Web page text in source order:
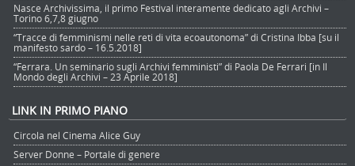
Nasce Archivissima, il primo Festival interamente dedicato agli Archivi –
Torino 6,7,8 giugno
“Tracce di femminismi nelle reti di vita ecoautonoma” di Cristina Ibba [su il
manifesto sardo – 16.5.2018]
“Ferrara. Un seminario sugli Archivi femministi” di Paola De Ferrari [in Il
Mondo degli Archivi – 23 Aprile 2018]
LINK IN PRIMO PIANO
Circola nel Cinema Alice Guy
Server Donne – Portale di genere